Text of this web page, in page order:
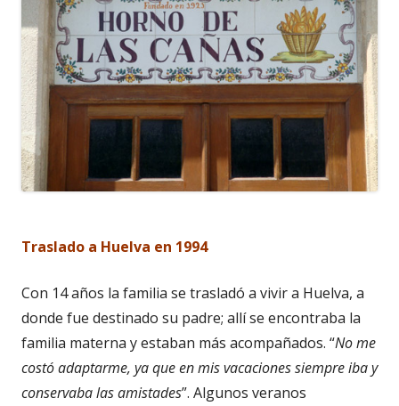
Traslado a Huelva en 1994
Con 14 años la familia se trasladó a vivir a Huelva, a
donde fue destinado su padre; allí se encontraba la
familia materna y estaban más acompañados. “No me
costó adaptarme, ya que en mis vacaciones siempre iba y
conservaba las amistades”. Algunos veranos